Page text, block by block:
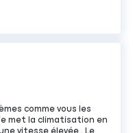
comme vous les
met la climatisation en